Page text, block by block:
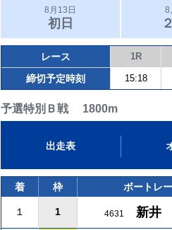
8月13日
初日
8
レース 1R
締切予定時刻 15:18
予選特別Ｂ戦 1800m
出走表
着 枠 ボートレ
１ 1 4631 新